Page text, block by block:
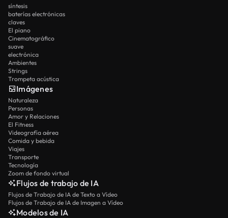
síntesis
baterías electrónicas
claves
El piano
Cinematográfico
suave
electrónica
Ambientes
Strings
Trompeta acústica
Imágenes
Naturaleza
Personas
Amor y Relaciones
El Fitness
Videografía aérea
Comida y bebida
Viajes
Transporte
Tecnología
Zoom de fondo virtual
Flujos de trabajo de IA
Flujos de Trabajo de IA de Texto a Vídeo
Flujos de Trabajo de IA de Imagen a Vídeo
Modelos de IA